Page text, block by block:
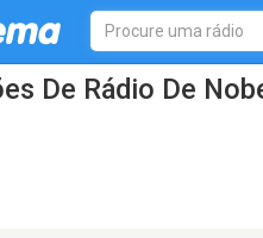
De Rádio De